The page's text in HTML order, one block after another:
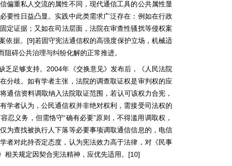
偏重私人交流的属性不同，现代通信工具的公共属性显
要性日益凸显。实践中此类需求广泛存在：例如在行政
定证据；又如在司法层面，法院在审查性骚扰等侵权案
依据。 [9]若固守宪法通信权的高强度保护立场，机械适
碍公共治理与纠纷化解的正常推进。
乏足够支持。2004年《交换意见》发布后，《人民法院
分歧。如有学者主张，法院的调查取证权是审判权的应
通信资料调取纳入法院取证范围，若认可该权力合宪，
学者认为，公民通信权并非绝对权利，需接受司法权的
忍义务，但需恪守“确有必要”原则，不得滥用调取权，
为查找被执行人下落等必要事项调取通信信息的，电信
者对此持否定态度，认为宪法效力高于法律，对《民事
关规定因契合宪法精神，应优先适用。 [10]